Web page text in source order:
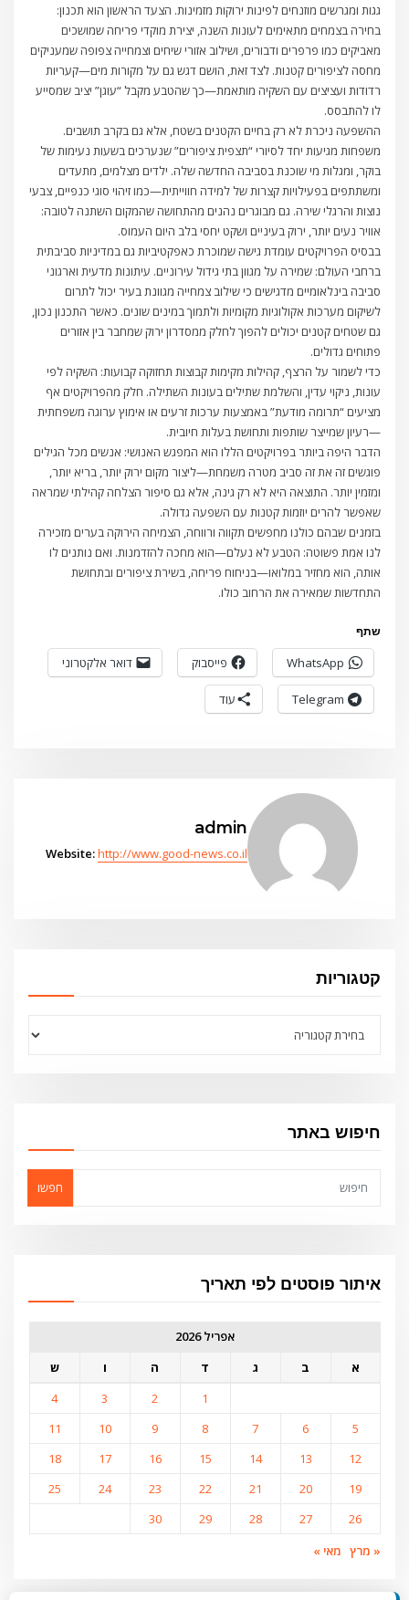
גגות ומגרשים מוזנחים לפינות ירוקות מזמינות. הצעד הראשון הוא תכנון:
בחירה בצמחים מתאימים לעונות השנה, יצירת מוקדי פריחה שמושכים
מאביקים כמו פרפרים ודבורים, ושילוב אזורי שיחים וצמחייה צפופה שמעניקים
מחסה לציפורים קטנות. לצד זאת, הושם דגש גם על מקורות מים—קעריות
רדודות ועציצים עם השקיה מותאמת—כך שהטבע מקבל “עוגן” יציב שמסייע
לו להתבסס.
ההשפעה ניכרת לא רק בחיים הקטנים בשטח, אלא גם בקרב תושבים.
משפחות מגיעות יחד לסיורי “תצפית ציפורים” שנערכים בשעות נעימות של
בוקר, ומגלות מי שוכנת בסביבה החדשה שלה. ילדים מצלמים, מתעדים
ומשתתפים בפעילויות קצרות של למידה חווייתית—כמו זיהוי סוגי כנפיים, צבעי
נוצות והרגלי שירה. גם מבוגרים נהנים מהתחושה שהמקום השתנה לטובה:
אוויר נעים יותר, ירוק בעיניים ושקט יחסי בלב היום העמוס.
בבסיס הפרויקטים עומדת גישה שמוכרת כאפקטיביות גם במדיניות סביבתית
ברחבי העולם: שמירה על מגוון בתי גידול עירוניים. עיתונות מדעית וארגוני
סביבה בינלאומיים מדגישים כי שילוב צמחייה מגוונת בעיר יכול לתרום
לשיקום מערכות אקולוגיות מקומיות ולתמוך במינים שונים. כאשר התכנון נכון,
גם שטחים קטנים יכולים להפוך לחלק ממסדרון ירוק שמחבר בין אזורים
פתוחים גדולים.
כדי לשמור על הרצף, קהילות מקימות קבוצות תחזוקה קבועות: השקיה לפי
עונות, ניקוי עדין, והשלמת שתילים בעונות השתילה. חלק מהפרויקטים אף
מציעים “תרומה מודעת” באמצעות ערכות זרעים או אימוץ ערוגה משפחתית
—רעיון שמייצר שותפות ותחושת בעלות חיובית.
הדבר היפה ביותר בפרויקטים הללו הוא המפגש האנושי: אנשים מכל הגילים
פוגשים זה את זה סביב מטרה משמחת—ליצור מקום ירוק יותר, בריא יותר,
ומזמין יותר. התוצאה היא לא רק גינה, אלא גם סיפור הצלחה קהילתי שמראה
שאפשר להרים יוזמות קטנות עם השפעה גדולה.
בזמנים שבהם כולנו מחפשים תקווה ורווחה, הצמיחה הירוקה בערים מזכירה
לנו אמת פשוטה: הטבע לא נעלם—הוא מחכה להזדמנות. ואם נותנים לו
אותה, הוא מחזיר במלואו—בניחוח פריחה, בשירת ציפורים ובתחושת
התחדשות שמאירה את הרחוב כולו.
שתף
WhatsApp פייסבוק דואר אלקטרוני
Telegram עוד
admin
Website:http://www.good-news.co.il
קטגוריות
חיפוש באתר
חפשו
איתור פוסטים לפי תאריך
אפריל 2026
א
ב ג ד ה ו
ש
1
2
3
4
5
6
7
8
9
10
11
12
13
14
15
16
17
18
19
20
21
22
23
24
25
26
27
28
29
30
« מרץ מאי »